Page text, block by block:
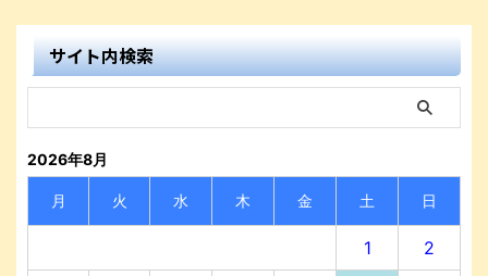
サイト内検索
2026年8月
月 火 水 木 金 土 日
1 2